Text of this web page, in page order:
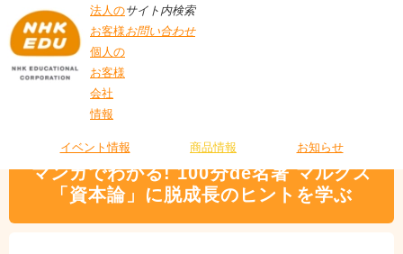
法人の
お客様
個人の
お客様
会社
情報
サイト内検索
お問い合わせ
イベント情報 商品情報 お知らせ
に脱成長のヒントを学ぶ
マンガでわかる! 100分de名著 マルクス
「資本論」に脱成長のヒントを学ぶ